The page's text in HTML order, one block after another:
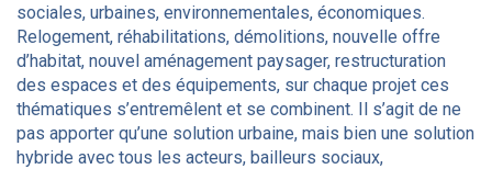
sociales, urbaines, environnementales, économiques.
Relogement, réhabilitations, démolitions, nouvelle offre
d’habitat, nouvel aménagement paysager, restructuration
des espaces et des équipements, sur chaque projet ces
thématiques s’entremêlent et se combinent. Il s’agit de ne
pas apporter qu’une solution urbaine, mais bien une solution
hybride avec tous les acteurs, bailleurs sociaux,